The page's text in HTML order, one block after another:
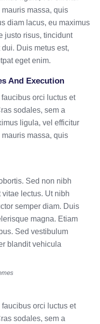
massa, quis
diam lacus, eu maximus
justo risus, tincidunt
Duis metus est,
eget enim.
And Execution
orci luctus et
sodales, sem a
ligula, vel efficitur
massa, quis
Sed non nibh
lectus. Ut nibh
semper diam. Duis
magna. Etiam
Sed vestibulum
blandit vehicula
orci luctus et
sodales, sem a